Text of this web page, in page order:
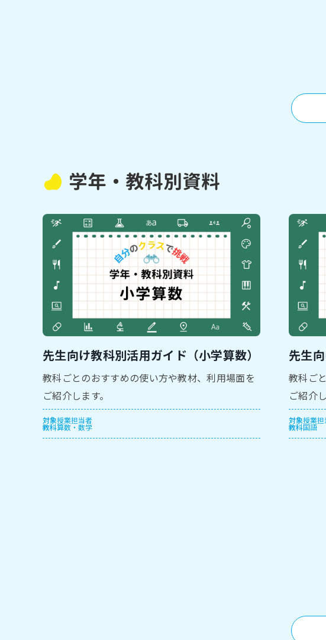
学年・教科別資料
先生向け教科別活用ガイド（小学算数）
教科ごとのおすすめの使い方や教材、利用場面を
ご紹介します。
対象授業担当者
教科算数・数学
先生
教科ご
ご紹介
対象授業担
教科国語